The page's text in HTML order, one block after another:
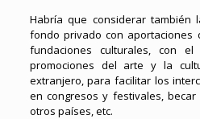
Habría que considerar también
fondo privado con aportaciones
fundaciones culturales, con
promociones del arte y la
extranjero, para facilitar los
en congresos y festivales,
otros países, etc.